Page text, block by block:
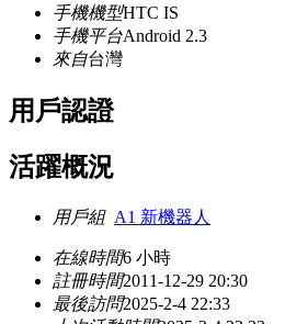
手機機型HTC IS
手機平台Android 2.3
來自台灣
用戶認證
活躍概況
用戶組 A1 新機器人
在線時間6 小時
註冊時間2011-12-29 20:30
最後訪問2025-2-4 22:33